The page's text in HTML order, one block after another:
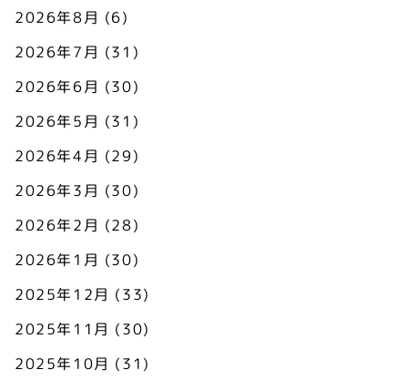
2026年8月 (6)
2026年7月 (31)
2026年6月 (30)
2026年5月 (31)
2026年4月 (29)
2026年3月 (30)
2026年2月 (28)
2026年1月 (30)
2025年12月 (33)
2025年11月 (30)
2025年10月 (31)